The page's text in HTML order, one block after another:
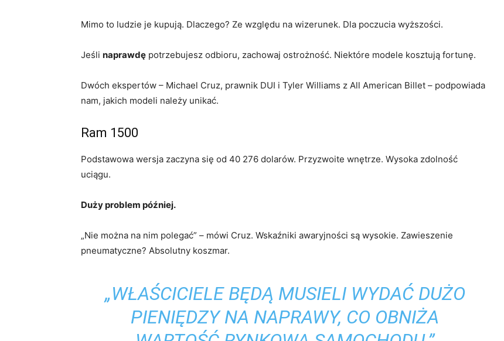
Mimo to ludzie je kupują. Dlaczego? Ze względu na wizerunek. Dla poczucia wyższości.
Jeśli naprawdę potrzebujesz odbioru, zachowaj ostrożność. Niektóre modele kosztują fortunę.
Dwóch ekspertów – Michael Cruz, prawnik DUI i Tyler Williams z All American Billet – podpowiada
nam, jakich modeli należy unikać.
Ram 1500
Podstawowa wersja zaczyna się od 40 276 dolarów. Przyzwoite wnętrze. Wysoka zdolność
uciągu.
Duży problem później.
„Nie można na nim polegać” – mówi Cruz. Wskaźniki awaryjności są wysokie. Zawieszenie
pneumatyczne? Absolutny koszmar.
„WŁAŚCICIELE BĘDĄ MUSIELI WYDAĆ DUŻO
PIENIĘDZY NA NAPRAWY, CO OBNIŻA